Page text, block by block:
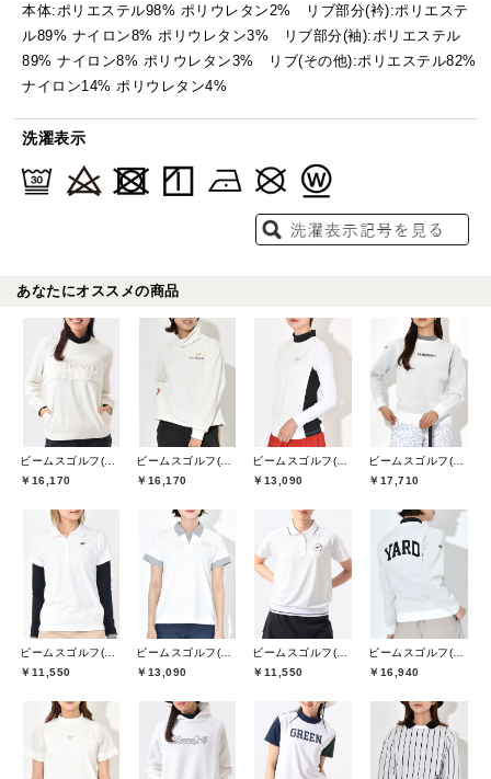
本体:ポリエステル98% ポリウレタン2% リブ部分(衿):ポリエステ
ル89% ナイロン8% ポリウレタン3% リブ部分(袖):ポリエステル
89% ナイロン8% ポリウレタン3% リブ(その他):ポリエステル82%
ナイロン14% ポリウレタン4%
洗濯表示
あなたにオススメの商品
￥16,170
￥16,170
￥13,090
￥17,710
￥11,550
￥13,090
￥11,550
￥16,940